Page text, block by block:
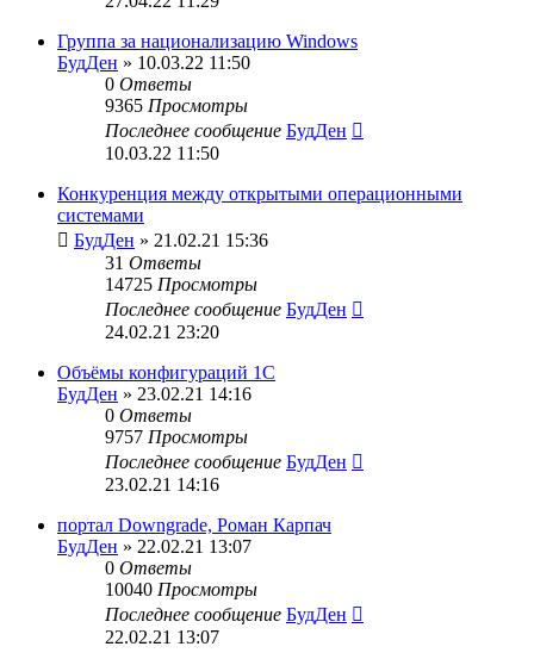
Группа за национализацию Windows
БудДен » 10.03.22 11:50
0 Ответы
9365 Просмотры
Последнее сообщение БудДен
10.03.22 11:50
Конкуренция между открытыми операционными
системами
БудДен » 21.02.21 15:36
31 Ответы
14725 Просмотры
Последнее сообщение БудДен
24.02.21 23:20
Объёмы конфигураций 1С
БудДен » 23.02.21 14:16
0 Ответы
9757 Просмотры
Последнее сообщение БудДен
23.02.21 14:16
портал Downgrade, Роман Карпач
БудДен » 22.02.21 13:07
0 Ответы
10040 Просмотры
Последнее сообщение БудДен
22.02.21 13:07